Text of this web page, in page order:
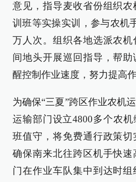
意见，指导麦收省份组织
训班等实操实训，参与农机
万人次。组织各地选派农机
间地头开展巡回指导，帮
醒控制作业速度，努力提高作
为确保“三夏”跨区作业农机
运输部门设立4800多个农
班值守，将免费通行政策切
确保南来北往跨区机手快
门在作业车队集中到达时